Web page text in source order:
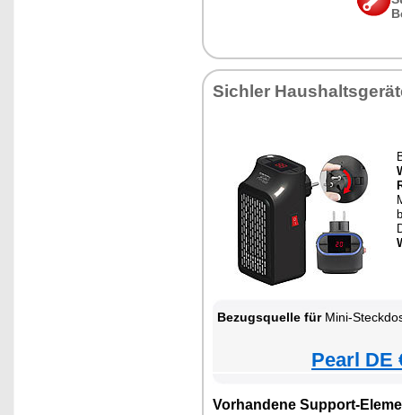
Sichler
Bezugsquelle fürMini-
Pearl DE
Vorhandene Support-